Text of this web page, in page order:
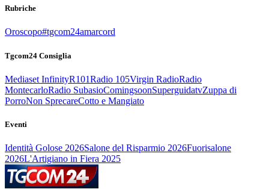
Rubriche
Oroscopo#tgcom24amarcord
Tgcom24 Consiglia
Mediaset InfinityR101Radio 105Virgin RadioRadio
MontecarloRadio SubasioComingsoonSuperguidatvZuppa di
PorroNon SprecareCotto e Mangiato
Eventi
Identità Golose 2026Salone del Risparmio 2026Fuorisalone
2026L'Artigiano in Fiera 2025